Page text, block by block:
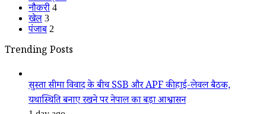
नौकरी 4
खेल 3
पंजाब 2
Trending Posts
सुस्ता सीमा विवाद के बीच SSB और APF की हाई-लेवल बैठक,
यथास्थिति बनाए रखने पर नेपाल का बड़ा आश्वासन